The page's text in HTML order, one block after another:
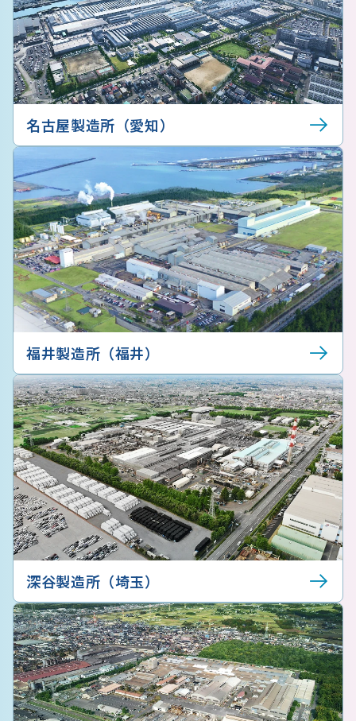
名古屋製造所（愛知）
福井製造所（福井）
深谷製造所（埼玉）